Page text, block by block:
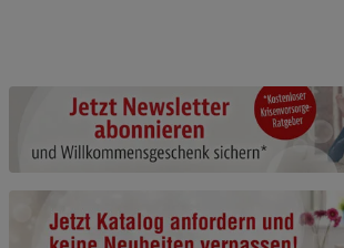
Beschreibung Notwendige Cookies
Cookie-Informationenanzeigen
Funktionale Cookies (1)
Beschreibung Funktionale Cookies